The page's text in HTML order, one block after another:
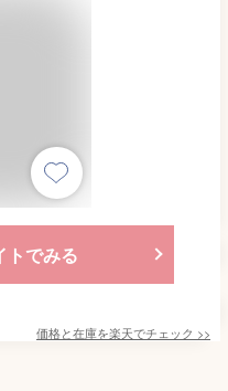
トでみる
価格と在庫を楽天でチェック >>